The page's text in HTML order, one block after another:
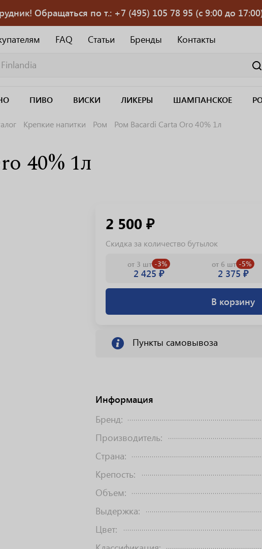
Обращаться по т.: +7 (495) 105 78 95 (с 9:00 до
FAQ Статьи Бренды Контакты
ПИВО ВИСКИ ЛИКЕРЫ ШАМПАНСКОЕ
Крепкие напитки Ром Ром Bacardi Carta Oro 40% 1л
40% 1л
Информация
Бренд:
Производитель:
Страна:
Крепость:
Объем:
Выдержка:
Цвет:
2 500 ₽
Скидка за количество бутылок
от 3 шт -3%
2 425 ₽
от 6 шт -5%
2 375 ₽
В корзину
Пункты самовывоза